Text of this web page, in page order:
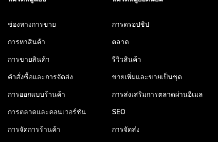
ช่องทางการขาย
การหาสินค้า
การขายสินค้า
คำสั่งซื้อและการจัดส่ง
การออกแบบร้านค้า
การตลาดและคอนเวอร์ชัน
การจัดการร้านค้า
การดรอปชิป
ตลาด
รีวิวสินค้า
ขายเพิ่มและขายเป็นชุด
การส่งเสริมการตลาดผ่านอีเมล
SEO
การจัดส่ง